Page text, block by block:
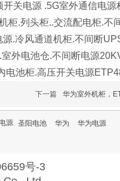
关电源 .5G室外通信电
柜.列头柜..交流配电柜.不
.冷风通道机柜.不间断
外电池仓.不间断电源
电池柜.高压开关电源
下一篇 华为室外机柜，
源 圣阳电池 华为 华为电源
号-3